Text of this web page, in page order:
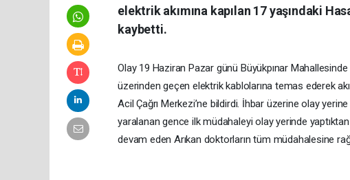
elektrik akımına kapılan 17 yaşındaki
kaybetti.
Olay 19 Haziran Pazar günü Büyükpınar
üzerinden geçen elektrik kablolarına temas ederek
Acil Çağrı Merkezi’ne bildirdi. İhbar üzerine olay
yaralanan gence ilk müdahaleyi olay yerinde
devam eden Arıkan doktorların tüm müdahalesine